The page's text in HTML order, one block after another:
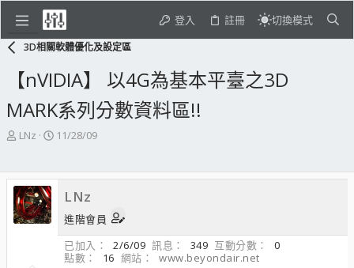
登入 註冊 切換模式
3D相關軟體優化及設定區
【nVIDIA】 以4G為基本平臺之3D
MARK系列分數資料區!!
主
起
人
LNz
開
期
11/28/09
LNz
進階會員
已加入
2/6/09 訊息 349 互動分數
0
點數
16 網站
www.beyondair.net